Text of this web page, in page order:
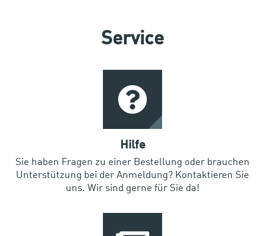
Service
Hilfe
Sie haben Fragen zu einer Bestellung oder brauchen
Unterstützung bei der Anmeldung? Kontaktieren Sie
uns. Wir sind gerne für Sie da!